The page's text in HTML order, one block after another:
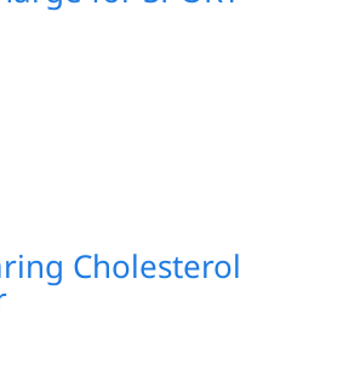
Cholesterol